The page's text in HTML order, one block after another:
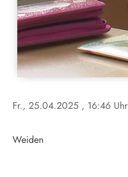
Fr., 25.04.2025 , 16:46 Uhr
Weiden